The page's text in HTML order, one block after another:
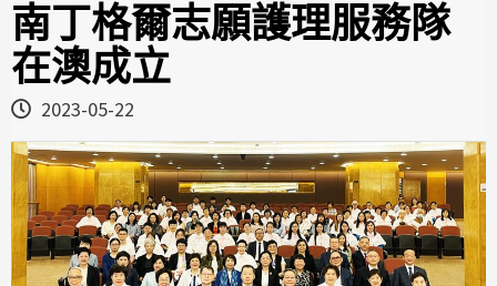
南丁格爾志願護理服務隊
在澳成立
2023-05-22